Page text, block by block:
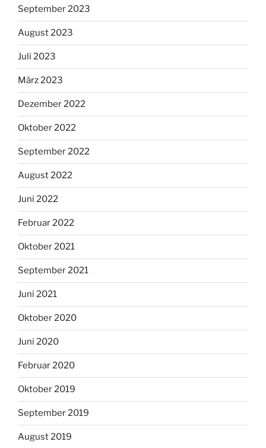
September 2023
August 2023
Juli 2023
März 2023
Dezember 2022
Oktober 2022
September 2022
August 2022
Juni 2022
Februar 2022
Oktober 2021
September 2021
Juni 2021
Oktober 2020
Juni 2020
Februar 2020
Oktober 2019
September 2019
August 2019